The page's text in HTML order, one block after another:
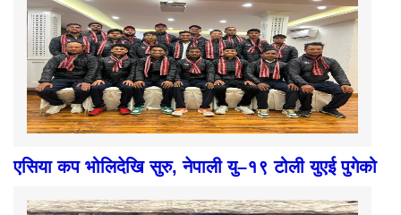
एसिया कप भोलिदेखि सुरु, नेपाली यु–१९ टोली युएई पुगेको